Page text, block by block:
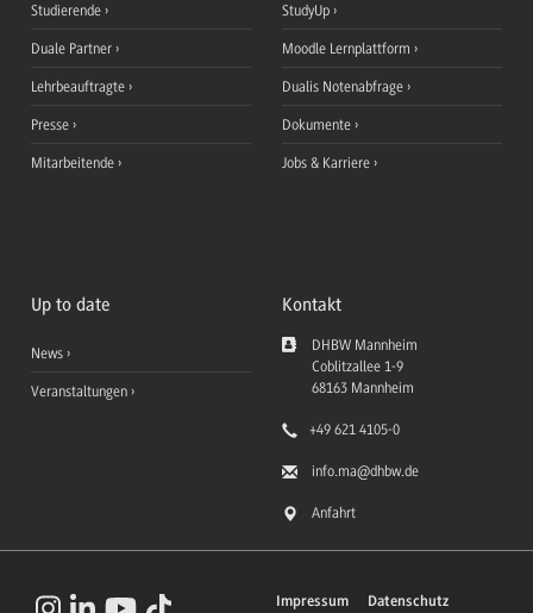
Studierende
Duale Partner
Lehrbeauftragte
Presse
Mitarbeitende
StudyUp
Moodle Lernplattform
Dualis Notenabfrage
Dokumente
Jobs & Karriere
Up to date
News
Veranstaltungen
Kontakt
DHBW Mannheim
Coblitzallee 1-9
68163 Mannheim
+49 621 4105-0
info.ma@dhbw.de
Anfahrt
Impressum Datenschutz